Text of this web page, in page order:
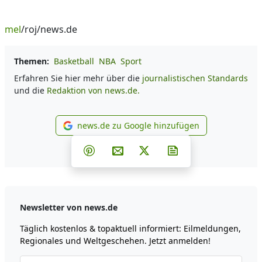
mel/roj/news.de
Themen: Basketball NBA Sport
Erfahren Sie hier mehr über die journalistischen Standards
und die Redaktion von news.de.
news.de zu Google
news.de zu Google hinzufügen
Teilen auf Facebook
Teilen auf Whatsapp
Teilen auf Telegram
Teilen auf Pinterest
Per E-Mail teilen
Post auf X
Newsletter von news.de
Täglich kostenlos & topaktuell informiert: Eilmeldungen,
Regionales und Weltgeschehen. Jetzt anmelden!